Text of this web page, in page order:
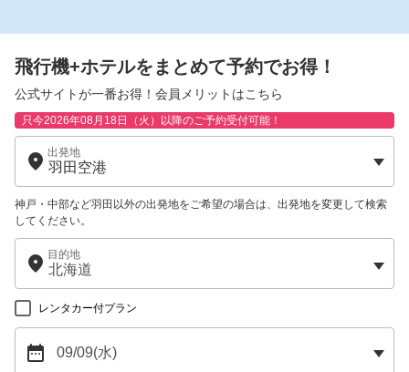
那覇市内・南部エリア
ザ・ナハテラス
ハイアットリージェンシー那覇沖縄
STORYLINE瀬長島
琉球ホテル＆リゾート名城ビーチ
北海道
京王プラザホテル札幌
ルスツリゾート ホテル＆コンベンション
ウェスティン ルスツリゾート
ヒルトンニセコビレッジ
トマム ザ・タワー by 星野リゾート
新富良野プリンスホテル
飛行機+ホテルをまとめて予約でお得！
公式サイトが一番お得！ 会員メリットはこちら
只今2026年08月18日（火）以降のご予約受付可能！
出発地
神戸・中部など羽田以外の出発地をご希望の場合は、出発地を変更して検索
してください。
目的地
レンタカー付プラン